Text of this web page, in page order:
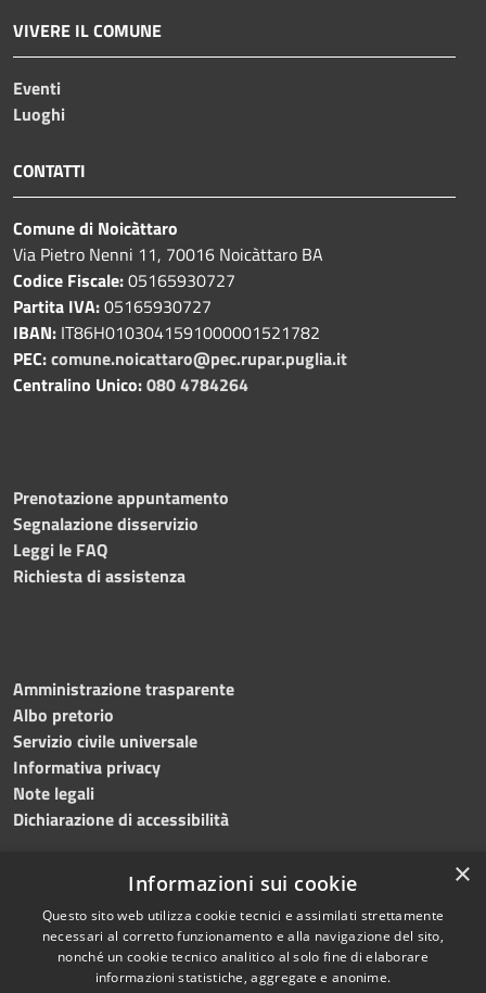
VIVERE IL COMUNE
Eventi
Luoghi
CONTATTI
Comune di Noicàttaro
Via Pietro Nenni 11, 70016 Noicàttaro BA
Codice Fiscale:05165930727
Partita IVA:05165930727
IBAN: IT86H0103041591000001521782
PEC:comune.noicattaro@pec.rupar.puglia.it
Centralino Unico:080 4784264
Prenotazione appuntamento
Segnalazione disservizio
Leggi le FAQ
Richiesta di assistenza
Amministrazione trasparente
Albo pretorio
Servizio civile universale
Informativa privacy
Note legali
Dichiarazione di accessibilità
RSS
Accessibilità
Copyright © 2023 •
Comune di Noicàttaro
Powered byMunicipium
×
Informazioni sui cookie
Questo sito web utilizza cookie tecnici e assimilati strettamente
necessari al corretto funzionamento e alla navigazione del sito,
nonché un cookie tecnico analitico al solo fine di elaborare
informazioni statistiche, aggregate e anonime.